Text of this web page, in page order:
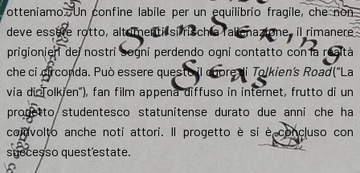
otteniamo. Un confine labile per un equilibrio fragile, che non
deve essere rotto, altrimenti si rischia l’alienazione, il rimanere
prigionieri dei nostri sogni perdendo ogni contatto con la realtà
che ci circonda. Può essere questo il cuore di Tolkien’s Road(“La
via di Tolkien”), fan film appena diffuso in internet, frutto di un
progetto studentesco statunitense durato due anni che ha
coinvolto anche noti attori. Il progetto è si è concluso con
successo quest’estate.